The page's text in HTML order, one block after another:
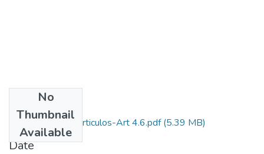
No
Thumbnail
Available
1994-V12-N4-Articulos-Art 4.6.pdf(5.39 MB)
Date